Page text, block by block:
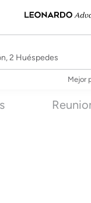
2 Huéspedes
Mejor